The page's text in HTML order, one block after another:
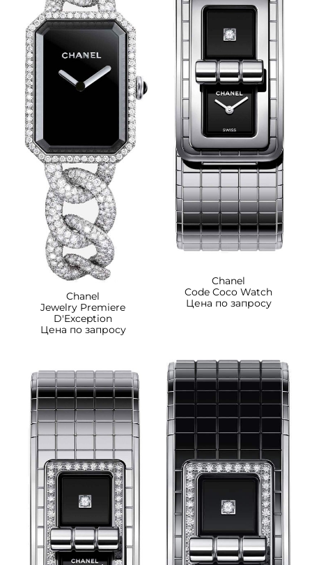
Chanel
Jewelry Premiere
D'Exception
Цена по запросу
Chanel
Code Coco Watch
Цена по запросу